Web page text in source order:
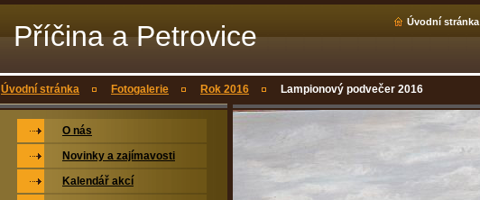
Příčina a Petrovice Úvodní stránka
Úvodní stránka Fotogalerie Rok 2016 Lampionový podvečer 2016
O nás
Novinky a zajímavosti
Kalendář akcí